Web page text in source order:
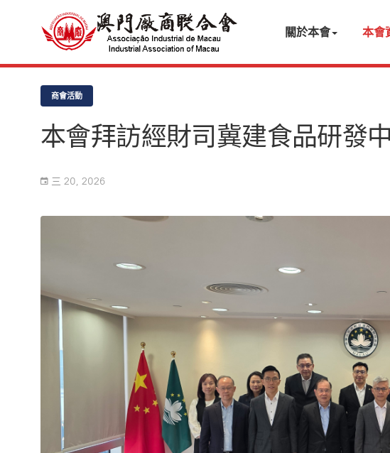
關於本會 本會
商會活動
本會拜訪經財司冀建食品研發
三 20, 2026